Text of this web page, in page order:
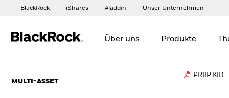
BlackRock iShares Aladdin Unser Unternehmen
Über uns Produkte
MULTI-ASSET
PRIIP KID